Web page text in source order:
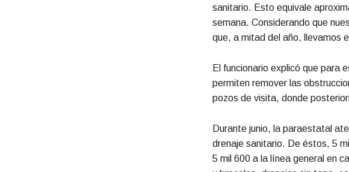
sanitario. Esto equivale
semana. Considerando que
que, a mitad del año, llevamos
El funcionario explicó que para
permiten remover las
pozos de visita, donde
Durante junio, la paraestatal
drenaje sanitario. De éstos, 5
5 mil 600 a la línea general en